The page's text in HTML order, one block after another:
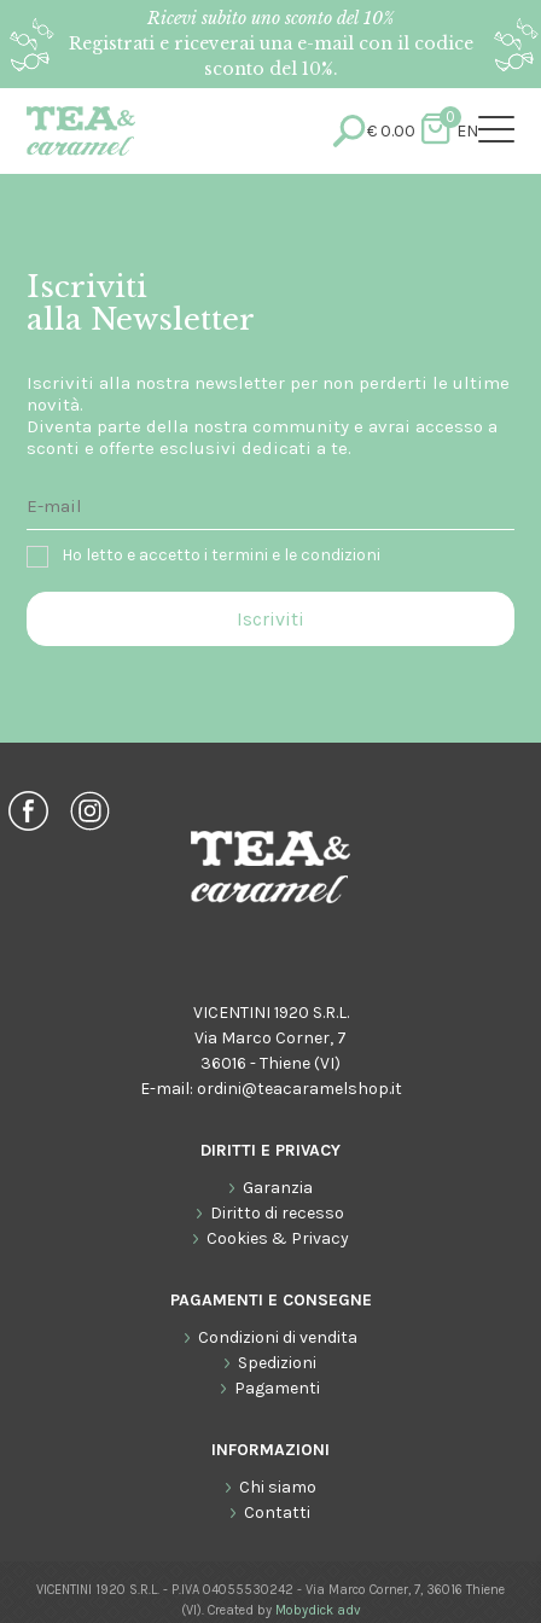
Ricevi subito uno sconto del 10%
Registrati e riceverai una e-mail con il codice
sconto del 10%.
€0.00
0
EN
Iscriviti
alla Newsletter
Iscriviti alla nostra newsletter per non perderti le ultime
novità.
Diventa parte della nostra community e avrai accesso a
sconti e offerte esclusivi dedicati a te.
Ho letto e accetto i termini e le condizioni
VICENTINI 1920 S.R.L.
Via Marco Corner, 7
36016 - Thiene (VI)
E-mail: ordini@teacaramelshop.it
DIRITTI E PRIVACY
Garanzia
Diritto di recesso
Cookies & Privacy
PAGAMENTI E CONSEGNE
Condizioni di vendita
Spedizioni
Pagamenti
INFORMAZIONI
Chi siamo
Contatti
VICENTINI 1920 S.R.L. - P.IVA 04055530242 - Via Marco Corner, 7, 36016 Thiene
(VI). Created by Mobydick adv